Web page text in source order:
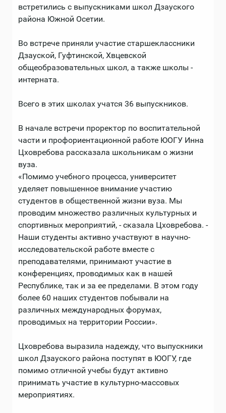
встретились с выпускниками школ Дзауского
района Южной Осетии.
Во встрече приняли участие старшеклассники
Дзауской, Гуфтинской, Хвцевской
общеобразовательных школ, а также школы -
интерната.
Всего в этих школах учатся 36 выпускников.
В начале встречи проректор по воспитательной
части и профориентационной работе ЮОГУ Инна
Цховребова рассказала школьникам о жизни
вуза.
«Помимо учебного процесса, университет
уделяет повышенное внимание участию
студентов в общественной жизни вуза. Мы
проводим множество различных культурных и
спортивных мероприятий, - сказала Цховребова. -
Наши студенты активно участвуют в научно-
исследовательской работе вместе с
преподавателями, принимают участие в
конференциях, проводимых как в нашей
Республике, так и за ее пределами. В этом году
более 60 наших студентов побывали на
различных международных форумах,
проводимых на территории России».
Цховребова выразила надежду, что выпускники
школ Дзауского района поступят в ЮОГУ, где
помимо отличной учебы будут активно
принимать участие в культурно-массовых
мероприятиях.